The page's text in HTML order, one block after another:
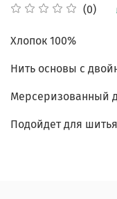
(0)
Хлопок 100%
Нить основы с
Мерсеризованный
Подойдет для